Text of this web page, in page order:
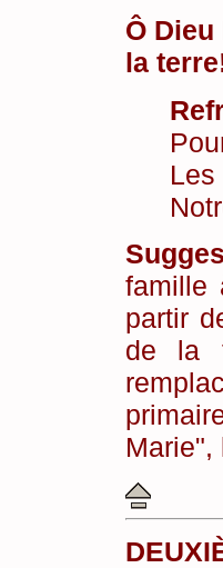
Ô
la
famille
partir
de la
Marie",